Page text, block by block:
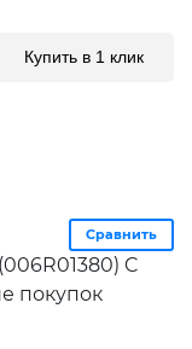
Купить в 1 клик
Сравнить
C
покупок